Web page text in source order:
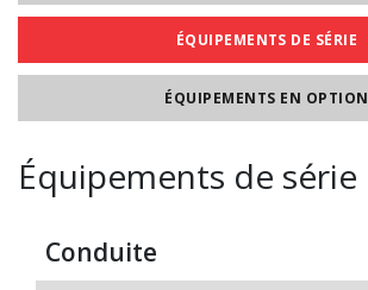
ÉQUIPEMENTS DE SÉRIE
ÉQUIPEMENTS EN OPTION
Équipements de série
Conduite